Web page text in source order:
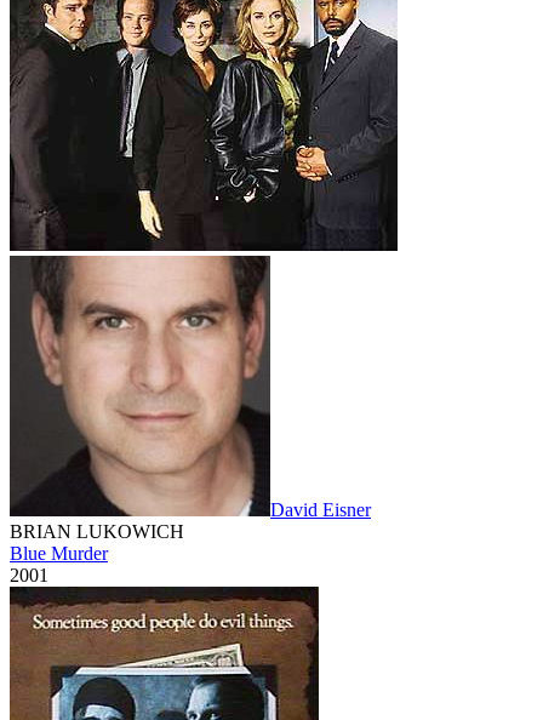
David Eisner
BRIAN LUKOWICH
Blue Murder
2001